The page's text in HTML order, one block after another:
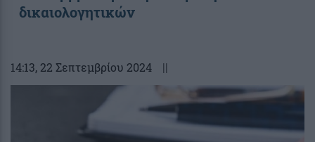
δικαιολογητικών
14:13, 22 Σεπτεμβρίου 2024 ||